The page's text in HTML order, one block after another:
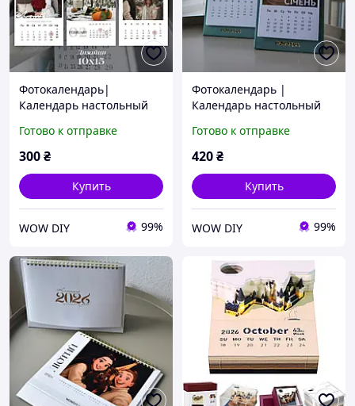
Фотокалендарь|
Календарь настольный
фотографиями 10*15 |
Календарь с фото |
Готово к отправке
300₴
Купить
WOW DIY 99%
Фотокалендарь |
Календарь настольный
фотографиями 10*15 |
Календарь с фото |
Готово к отправке
420₴
Купить
WOW DIY 99%